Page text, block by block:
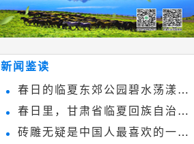
新闻鉴读
春日的临夏东郊公园碧水荡漾、
春花烂漫
春日里，甘肃省临夏回族自治州
境内的刘家峡大桥，壮观美丽!
砖雕无疑是中国人最喜欢的一种